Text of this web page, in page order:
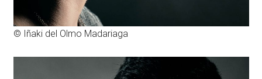
© Iñaki del Olmo Madariaga